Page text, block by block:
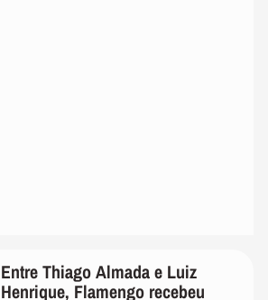
Entre Thiago Almada e Luiz
Henrique, Flamengo recebeu